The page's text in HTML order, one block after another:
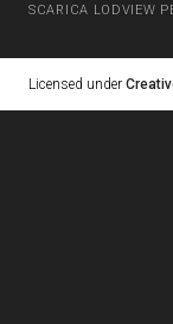
SCARICA LODVIEW
Licensed under